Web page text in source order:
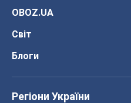
OBOZ.UA
Світ
Блоги
Регіони України